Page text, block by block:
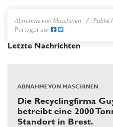
Abnahme von Maschinen
Publié
Partager sur
Letzte Nachrichten
ABNAHME VON MASCHINEN
Die Recyclingfirma
betreibt eine 2000
Standort in Brest.